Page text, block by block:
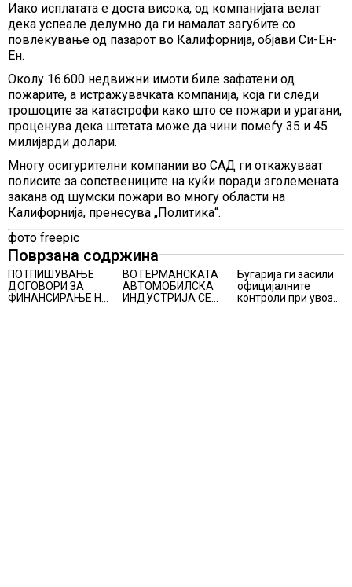
Иако исплатата е доста висока, од компанијата велат
дека успеале делумно да ги намалат загубите со
повлекување од пазарот во Калифорнија, објави Си-Ен-
Ен.
Околу 16.600 недвижни имоти биле зафатени од
пожарите, а истражувачката компанија, која ги следи
трошоците за катастрофи како што се пожари и урагани,
проценува дека штетата може да чини помеѓу 35 и 45
милијарди долари.
Многу осигурителни компании во САД ги откажуваат
полисите за сопствениците на куќи поради зголемената
закана од шумски пожари во многу области на
Калифорнија, пренесува „Политика“.
фото freepic
Поврзана содржина
ПОТПИШУВАЊЕ
ДОГОВОРИ ЗА
ФИНАНСИРАЊЕ НА
ВО ГЕРМАНСКАТА
АВТОМОБИЛСКА
ИНДУСТРИЈА СЕ
Бугарија ги засили
официјалните
контроли при увоз